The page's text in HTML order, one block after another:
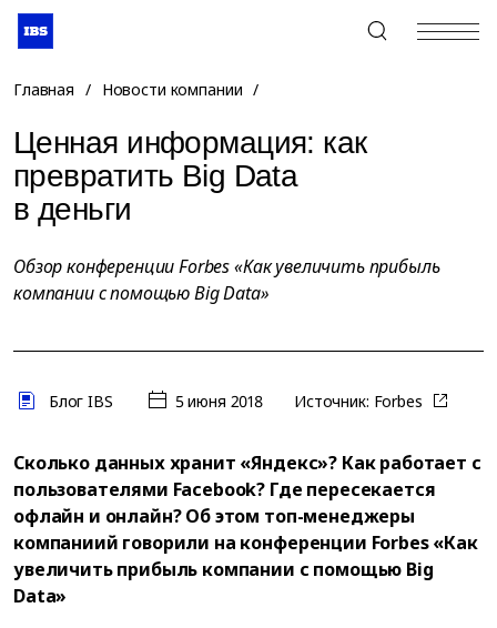
+7 (495) 967-80-80
Главная / Новости компании /
Ценная информация: как
превратить Big Data
в деньги
Обзор конференции Forbes «Как увеличить прибыль
компании с помощью Big Data»
Блог IBS 5 июня 2018 Источник: Forbes
Сколько данных хранит «Яндекс»? Как работает c
пользователями Facebook? Где пересекается
офлайн и онлайн? Об этом топ-менеджеры
компаниий говорили на конференции Forbes «Как
увеличить прибыль компании с помощью Big
Data»